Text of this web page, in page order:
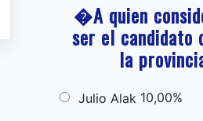
�A quien
ser el candidato
la
Julio Alak 10,00%